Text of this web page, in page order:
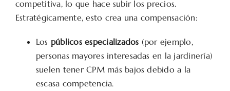
competitiva, lo que hace subir los precios.
Estratégicamente, esto crea una compensación:
Los públicos especializados (por ejemplo,
personas mayores interesadas en la jardinería)
suelen tener CPM más bajos debido a la
escasa competencia.